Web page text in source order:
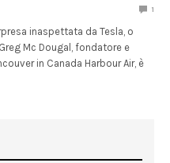
1
inaspettata da Tesla, o
Mc Dougal, fondatore e
in Canada Harbour Air, è